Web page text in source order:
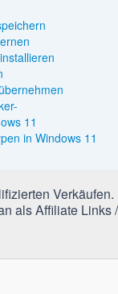
11
in Windows 11
Verkäufen.
als Affiliate Links /